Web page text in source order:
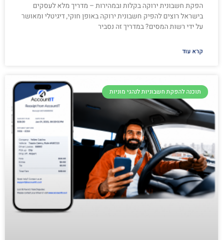
הפקת חשבונית ירוקה בקלות ובמהירות – מדריך מלא לעסקים
בישראל רוצים להפיק חשבונית ירוקה באופן חוקי, דיגיטלי ומאושר
על ידי רשות המסים? במדריך זה נסביר
קרא עוד
תוכנה להפקת חשבוניות לנהגי מוניות